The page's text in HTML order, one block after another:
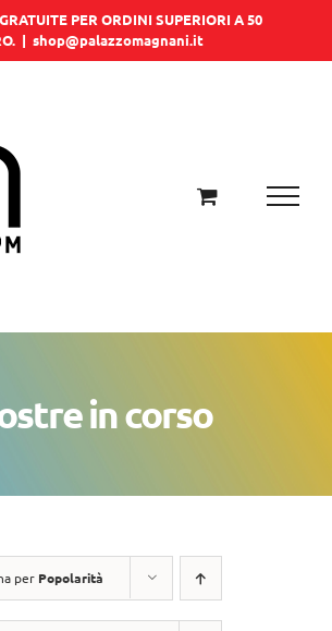
PER ORDINI SUPERIORI A 50
| shop@palazzomagnani.it
in corso
per Popolarità